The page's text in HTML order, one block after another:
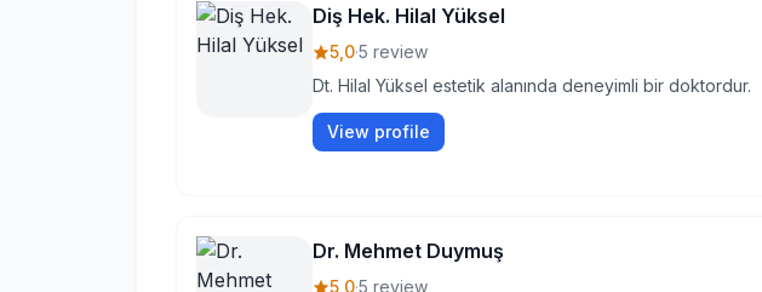
Diş Hek. Hilal Yüksel
5,0·5 review
Dt. Hilal Yüksel estetik alanında deneyimli bir doktordur.
View profile
Dr. Mehmet Duymuş
5,0·5 review